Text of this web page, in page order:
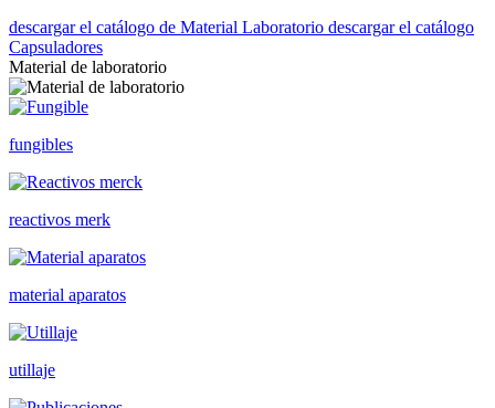
descargar el catálogo de Material Laboratorio descargar el catálogo
Capsuladores
Material de laboratorio
fungibles
reactivos merk
material aparatos
utillaje